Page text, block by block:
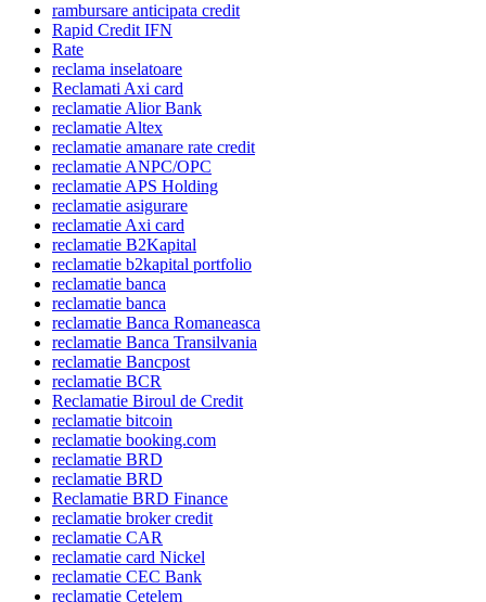
rambursare anticipata credit
Rapid Credit IFN
Rate
reclama inselatoare
Reclamati Axi card
reclamatie Alior Bank
reclamatie Altex
reclamatie amanare rate credit
reclamatie ANPC/OPC
reclamatie APS Holding
reclamatie asigurare
reclamatie Axi card
reclamatie B2Kapital
reclamatie b2kapital portfolio
reclamatie banca
reclamatie banca
reclamatie Banca Romaneasca
reclamatie Banca Transilvania
reclamatie Bancpost
reclamatie BCR
Reclamatie Biroul de Credit
reclamatie bitcoin
reclamatie booking.com
reclamatie BRD
reclamatie BRD
Reclamatie BRD Finance
reclamatie broker credit
reclamatie CAR
reclamatie card Nickel
reclamatie CEC Bank
reclamatie Cetelem